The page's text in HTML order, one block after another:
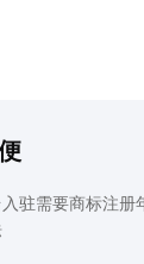
驻需要商标注册